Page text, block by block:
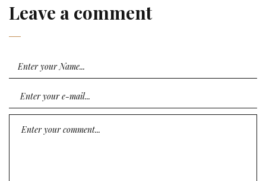
Leave a comment